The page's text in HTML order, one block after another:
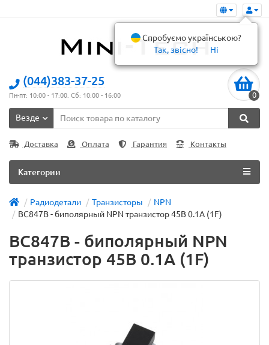
(044)383-37-25
Пн-пт: 10:00 - 17:00. Сб: 10:00 - 16:00 0
Везде
Доставка Оплата Гарантия Контакты
Категории
Радиодетали Транзисторы
NPN
BC847B - биполярный NPN транзистор 45В 0.1А (1F)
BC847B - биполярный NPN
транзистор 45В 0.1А (1F)
Спробуємо українською?
Так, звісно!
Ні